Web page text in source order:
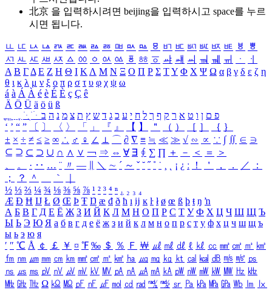
北京 을 입력하시려면 beijing을 입력하시고 space를 누르
시면 됩니다.
ㅥ ㅦ ㅧ ㅨ ㅩ ㅪ ㅫ ㅬ ㅭ ㅮ ㅯ ㅰ ㅱ ㅲ ㅳ ㅴ ㅵ ㅶ ㅷ ㅸ
ㅹ
ㅺ ㅻ ㅼ ㅽ ㅾ ㅿ ㆀ ㆁ ㆂ ㆃ ㆄ ㆅ ㆆ ㆇ ㆈ ㆉ ㆊ ㆋ ㆌ ㆍ
ㆎ
Α Β ΓΔ Ε Ζ Η Θ Ι ΚΛ Μ Ν Ξ Ο Π Ρ Σ ΤΥ Φ Χ Ψ Ω α β γ δ ε ζ η
θ ι κ λ μ ν ξ ο π ρ σ τ υ φ χ ψ ω
á à Á À é è É È ç Ç ê
Ä Ö Ü ä ö ü ß
ִֶֹ ֻּ ׁׂ פ ם ן ו ט א ר ק ף ך ל ח י ע כ ג ד ש ץ ת צ מ נ ה ב
‘ ’ “ ” 〔 〕 〈 〉 「 」 『 』 【 】 ＂ （ ） ［ ］ ｛ ｝
± × ÷ ≠ ≤ ≥ ∞ ∴ ♂ ♀ ∠ ⊥ ⌒ ∂ ∇ ≡ ≒ ≪ ≫ √ ∽ ∝ ∵ ∫ ∬ ∈ ∋
⊆ ⊇ ⊂ ⊃ ∪ ∩ ∧ ∨ ￢ ⇒ ⇔ ∀ ∃ ∮ ∑ ∏ ＋ － ＜ ＝
＞
、
。 · ‥ … ¨ 〃 ― ＼ ∼ ´ ～ ˇ ˘ ˝ ˚ ˙ ¸ ¡ ¿ ː ！ ＇ ， ． ／
：
；
？ ＾ ｀
½ ⅓ ⅔ ¼ ¾ ⅛ ⅜ ⅝ ⅞ ¹ ² ³ ⁴ ⁿ ₁ ₂ ₃ ₄
Æ Ð Ħ Ĳ Ł Ø Œ Þ Ŧ Ŋ æ đ ð ħ ı ĳ ĸ ŀ ł ø œ ß þ ŧ ŋ ŉ
А Б В Г Д Е Ё Ж З И Й К Л М Н О П Р С Т У Ф Х Ц Ч Ш Щ Ъ
Ы Ь Э Ю Я а б в г д е ё ж з и й к л м н о п р с т у ф х ц ч ш щ ъ
ы ь э ю я
′ ″ ℃ Å ￠ ￡ ￥ ¤ ℉ ‰ ＄ ％ Ｆ ￦ ㎕ ㎖ ㎗ ℓ ㎘ ㏄ ㎣ ㎤ ㎥ ㎦
㎙ ㎚ ㎛ ㎜ ㎝ ㎞ ㎟ ㎠ ㎡ ㎢ ㏊ ㎍ ㎎ ㎏ ㏏ ㎈ ㎉ ㏈ ㎧ ㎨ ㎰
㎱ ㎲ ㎳ ㎴ ㎵ ㎶ ㎷ ㎸ ㎹ ㎀ ㎁ ㎂ ㎃ ㎄ ㎺ ㎻ ㎽ ㎾ ㎿ ㎐ ㎑
㎒ ㎓ ㎔ Ω ㏀ ㏁ ㎊ ㎋ ㎌ ㏖ ㏅ ㎭ ㎮ ㎯ ㏛ ㎩ ㎪ ㎫ ㎬ ㏝ ㏐
㏓